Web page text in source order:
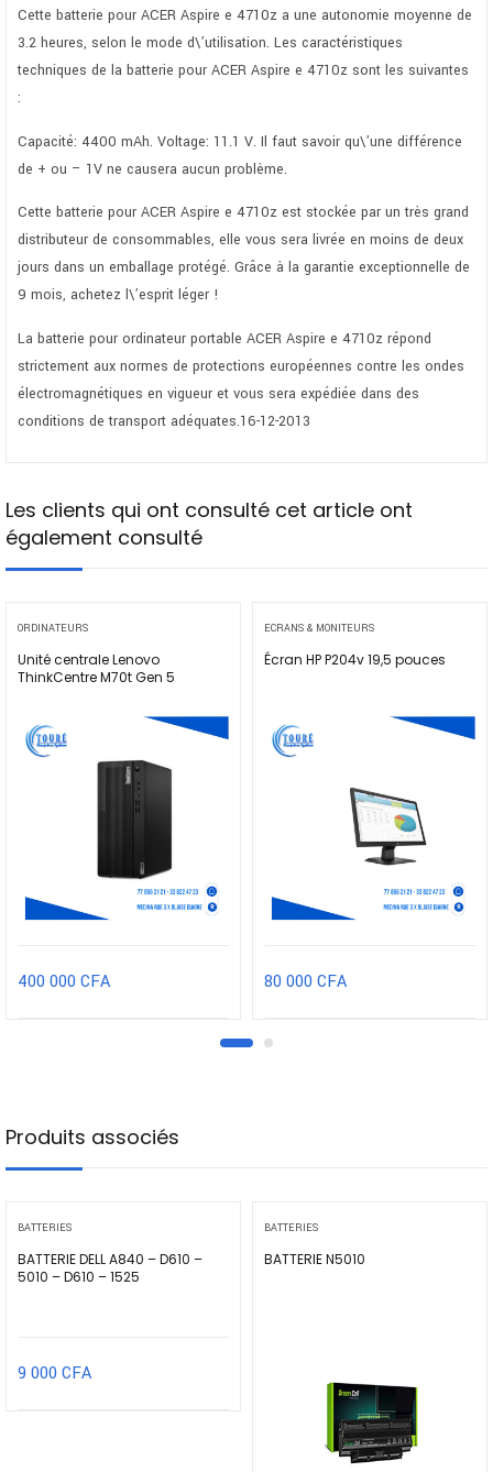
Cette batterie pour ACER Aspire e 4710z a une autonomie moyenne de
3.2 heures, selon le mode d\’utilisation. Les caractéristiques
techniques de la batterie pour ACER Aspire e 4710z sont les suivantes
:
Capacité: 4400 mAh. Voltage: 11.1 V. Il faut savoir qu\’une différence
de + ou – 1V ne causera aucun problème.
Cette batterie pour ACER Aspire e 4710z est stockée par un très grand
distributeur de consommables, elle vous sera livrée en moins de deux
jours dans un emballage protégé. Grâce à la garantie exceptionnelle de
9 mois, achetez l\’esprit léger !
La batterie pour ordinateur portable ACER Aspire e 4710z répond
strictement aux normes de protections européennes contre les ondes
électromagnétiques en vigueur et vous sera expédiée dans des
conditions de transport adéquates.16-12-2013
Les clients qui ont consulté cet article ont
également consulté
ORDINATEURS
Unité centrale Lenovo
ThinkCentre M70t Gen 5
400 000 CFA
ECRANS & MONITEURS
Écran HP P204v 19,5 pouces
80 000 CFA
Produits associés
BATTERIES
BATTERIE DELL A840 – D610 –
5010 – D610 – 1525
9 000 CFA
BATTERIES
BATTERIE N5010